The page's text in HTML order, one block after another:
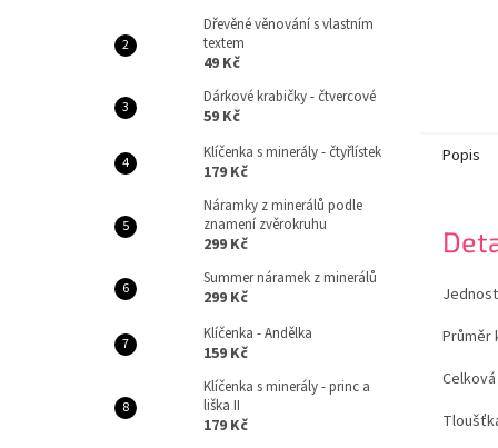
Dřevěné věnování s vlastním
textem
49 Kč
Dárkové krabičky - čtvercové
59 Kč
Klíčenka s minerály - čtyřlístek
179 Kč
Náramky z minerálů podle
znamení zvěrokruhu
299 Kč
Summer náramek z minerálů
299 Kč
Klíčenka - Andělka
159 Kč
Klíčenka s minerály - princ a
liška II
179 Kč
Popis
Průměr